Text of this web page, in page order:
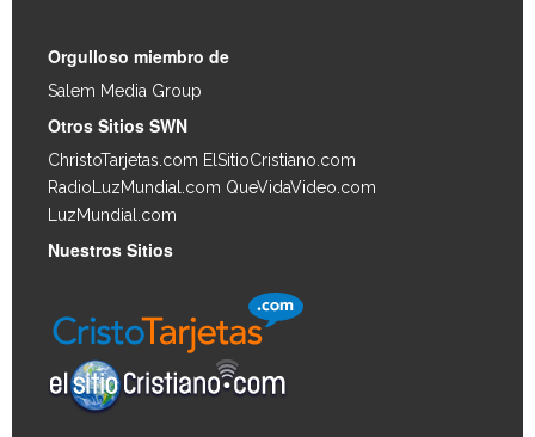
Orgulloso miembro de
Salem Media Group
Otros Sitios SWN
ChristoTarjetas.com ElSitioCristiano.com
RadioLuzMundial.com QueVidaVideo.com
LuzMundial.com
Nuestros Sitios